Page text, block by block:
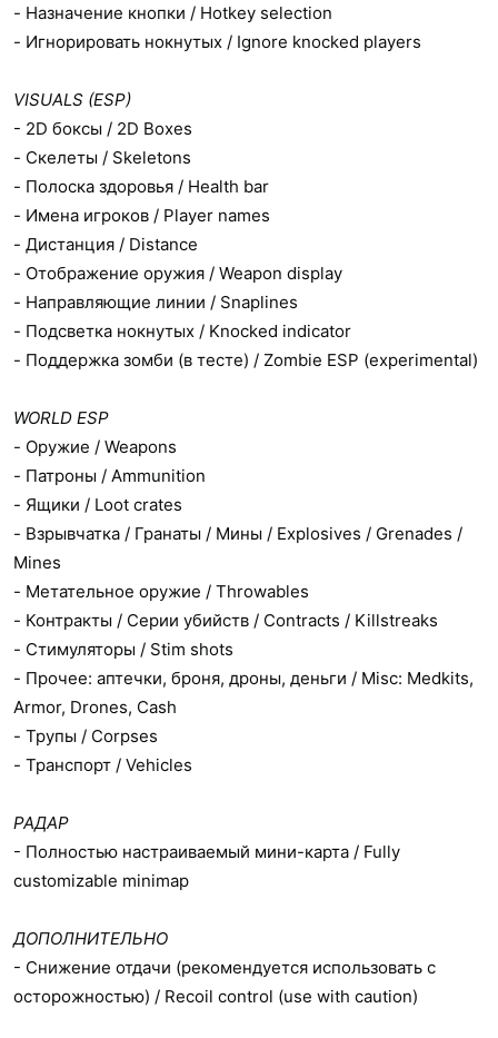
- Назначение кнопки / Hotkey selection
- Игнорировать нокнутых / Ignore knocked players
VISUALS (ESP)
- 2D боксы / 2D Boxes
- Скелеты / Skeletons
- Полоска здоровья / Health bar
- Имена игроков / Player names
- Дистанция / Distance
- Отображение оружия / Weapon display
- Направляющие линии / Snaplines
- Подсветка нокнутых / Knocked indicator
- Поддержка зомби (в тесте) / Zombie ESP (experimental)
WORLD ESP
- Оружие / Weapons
- Патроны / Ammunition
- Ящики / Loot crates
- Взрывчатка / Гранаты / Мины / Explosives / Grenades /
Mines
- Метательное оружие / Throwables
- Контракты / Серии убийств / Contracts / Killstreaks
- Стимуляторы / Stim shots
- Прочее: аптечки, броня, дроны, деньги / Misc: Medkits,
Armor, Drones, Cash
- Трупы / Corpses
- Транспорт / Vehicles
РАДАР
- Полностью настраиваемый мини-карта / Fully
customizable minimap
ДОПОЛНИТЕЛЬНО
- Снижение отдачи (рекомендуется использовать с
осторожностью) / Recoil control (use with caution)